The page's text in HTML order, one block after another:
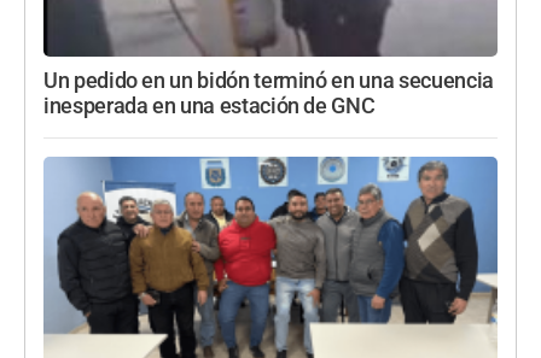
Un pedido en un bidón terminó en una secuencia
inesperada en una estación de GNC